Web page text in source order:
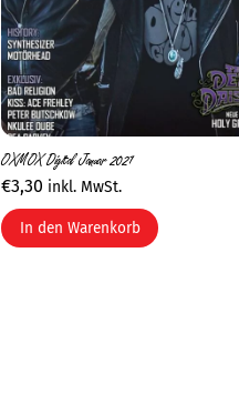
OXMOX Digital Januar 2021
€3,30 inkl. MwSt.
In den Warenkorb